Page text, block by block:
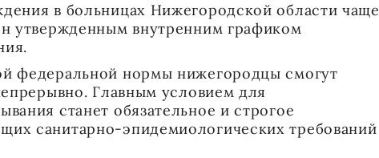
в больницах Нижегородской области чаще
утвержденным внутренним графиком
федеральной нормы нижегородцы смогут
Главным условием для
станет обязательное и строгое
санитарно-эпидемиологических требований